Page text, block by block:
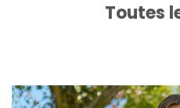
Toutes